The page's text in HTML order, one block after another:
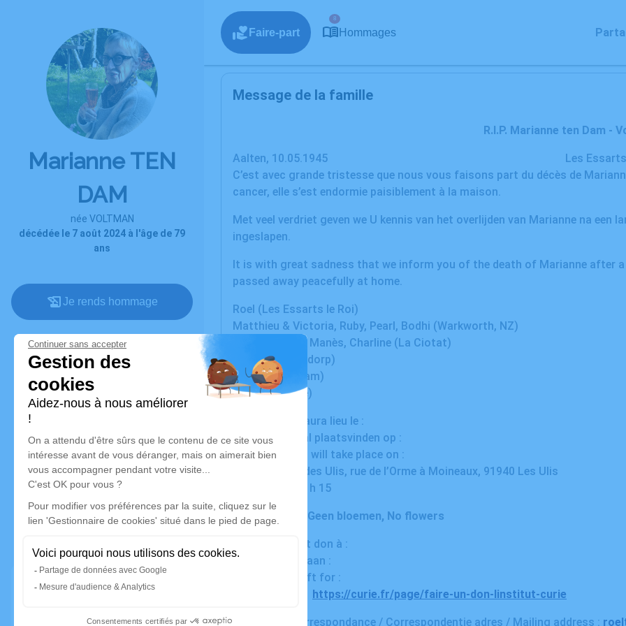
Marianne TEN
DAM
née VOLTMAN
décédée le 7 août 2024 à l'âge de 79
ans
Je rends hommage
Faire-part
8
Hommages
Message de la famille
R.I.P. Marianne ten Dam -
Aalten, 10.05.1945 Les Essarts le Roi,
C’est avec grande tristesse que nous vous faisons part du décès de
cancer, elle s’est endormie paisiblement à la maison.
Met veel verdriet geven we U kennis van het overlijden van Marianne na een
ingeslapen.
It is with great sadness that we inform you of the death of Marianne after
passed away peacefully at home.
Roel (Les Essarts le Roi)
Matthieu & Victoria, Ruby, Pearl, Bodhi (Warkworth, NZ)
Sarah & David, Manès, Charline (La Ciotat)
Anneke (Leiderdorp)
Joke (Rotterdam)
Mehlika (Rome)
La crémation aura lieu le :
De crematie zal plaatsvinden op :
The cremation will take place on :
Crematorium des Ulis, rue de l’Orme à Moineaux, 91940 Les Ulis
14.08.2024, 10 h 15
Pas de fleurs, Geen bloemen, No flowers
Eventuellement don à :
Eventueel gift aan :
Eventually a gift for :
https://curie.fr/page/faire-un-don-linstitut-curie
Adresse de correspondance / Correspondentie adres / Mailing address :